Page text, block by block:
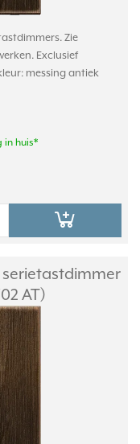
Zie
Exclusief
messing antiek
in huis*
serietastdimmer
AT)